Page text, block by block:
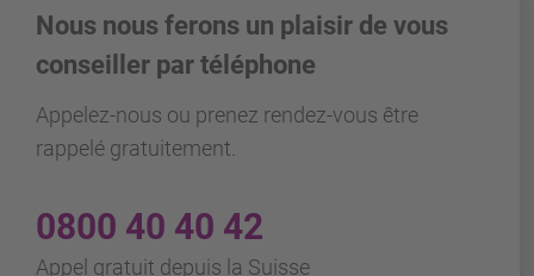
Nous nous ferons un plaisir de vous
conseiller par téléphone
Appelez-nous ou prenez rendez-vous être
rappelé gratuitement.
0800 40 40 42
Appel gratuit depuis la Suisse